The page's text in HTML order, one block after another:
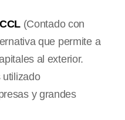
(Contado con
que permite a
al exterior.
utilizado
y grandes